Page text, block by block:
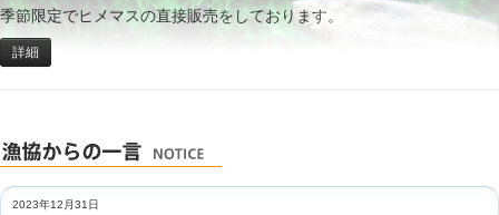
季節限定でヒメマスの直接販売をしております。
詳細
2023年12月31日